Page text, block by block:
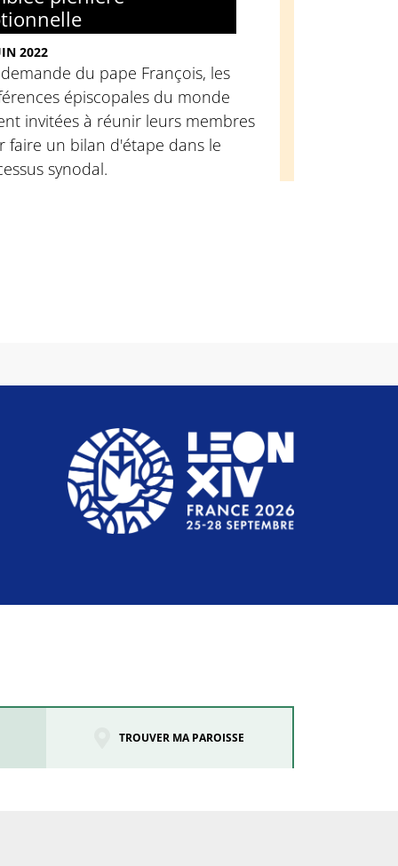
2022
du pape François, les
épiscopales du monde
invitées à réunir leurs membres
faire un bilan d'étape dans le
synodal.
TROUVER MA PAROISSE